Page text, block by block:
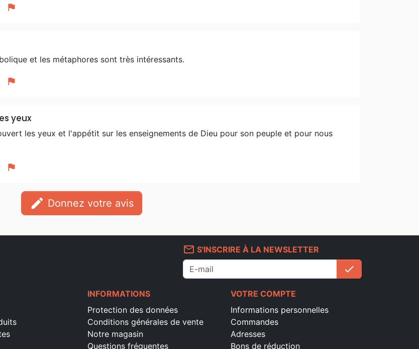
flag
et les métaphores sont très intéressants.
flag
yeux
les yeux et l'appétit sur les enseignements de Dieu pour son peuple et pour nous
flag
edit Donnez votre avis
mail_outline S'INSCRIRE À LA NEWSLETTER
check
INFORMATIONS
Protection des données
Conditions générales de vente
Notre magasin
Questions fréquentes
VOTRE COMPTE
Informations personnelles
Commandes
Adresses
Bons de réduction